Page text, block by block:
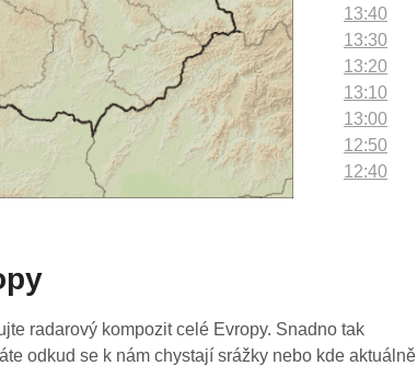
13:40
13:30
13:20
13:10
13:00
12:50
12:40
11:40
11:30
radarový kompozit celé Evropy. Snadno tak
odkud se k nám chystají srážky nebo kde aktuálně